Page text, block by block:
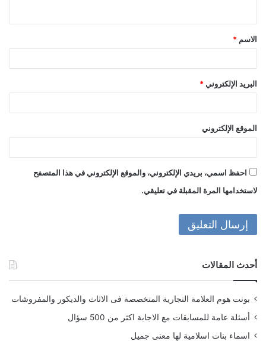
ق
*
الاسم *
البريد الإلكتروني *
الموقع الإلكتروني
احفظ اسمي، بريدي الإلكتروني، والموقع الإلكتروني في هذا المتصفح
لاستخدامها المرة المقبلة في تعليقي.
أحدث المقالات
بونت هوم العلامة التجارية المتخصصة فى الاثاث والديكور والمفروشات
أسئلة عامة للمسابقات مع الاجابة اكثر من 500 سؤال
اسماء بنات اسلامية لها معنى جميل